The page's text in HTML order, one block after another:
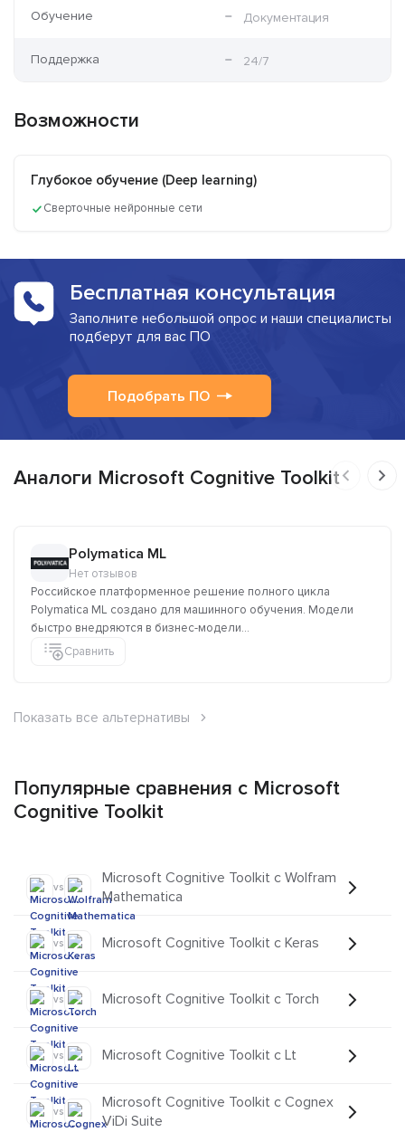
Обучение Документация
Поддержка 24/7
Возможности
Глубокое обучение (Deep learning)
Сверточные нейронные сети
Бесплатная консультация
Заполните небольшой опрос и наши специалисты
подберут для вас ПО
Подобрать ПО
Аналоги Microsoft Cognitive Toolkit
Polymatica ML
Нет отзывов
Российское платформенное решение полного цикла
Polymatica ML создано для машинного обучения. Модели
быстро внедряются в бизнес-модели...
Сравнить
Показать все альтернативы
Популярные сравнения с Microsoft
Cognitive Toolkit
vs
Microsoft Cognitive Toolkit с Wolfram
Mathematica
vs Microsoft Cognitive Toolkit с Keras
vs Microsoft Cognitive Toolkit с Torch
vs Microsoft Cognitive Toolkit с Lt
vs
Microsoft Cognitive Toolkit с Cognex
ViDi Suite